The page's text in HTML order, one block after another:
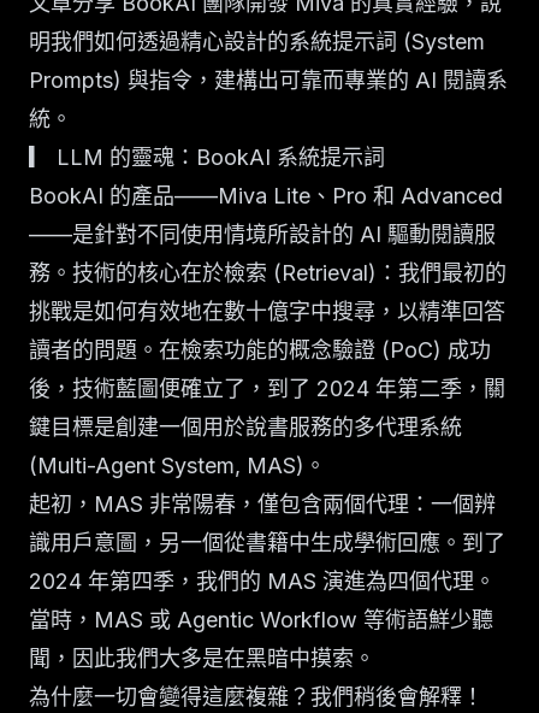
明我們如何透過精心設計的系統提示詞 (System
Prompts) 與指令，建構出可靠而專業的 AI 閱讀系
統。
▎ LLM 的靈魂：BookAI 系統提示詞
BookAI 的產品——Miva Lite、Pro 和 Advanced
——是針對不同使用情境所設計的 AI 驅動閱讀服
務。技術的核心在於檢索 (Retrieval)：我們最初的
挑戰是如何有效地在數十億字中搜尋，以精準回答
讀者的問題。在檢索功能的概念驗證 (PoC) 成功
後，技術藍圖便確立了，到了 2024 年第二季，關
鍵目標是創建一個用於說書服務的多代理系統
(Multi-Agent System, MAS)。
起初，MAS 非常陽春，僅包含兩個代理：一個辨
識用戶意圖，另一個從書籍中生成學術回應。到了
2024 年第四季，我們的 MAS 演進為四個代理。
當時，MAS 或 Agentic Workflow 等術語鮮少聽
聞，因此我們大多是在黑暗中摸索。
為什麼一切會變得這麼複雜？我們稍後會解釋！